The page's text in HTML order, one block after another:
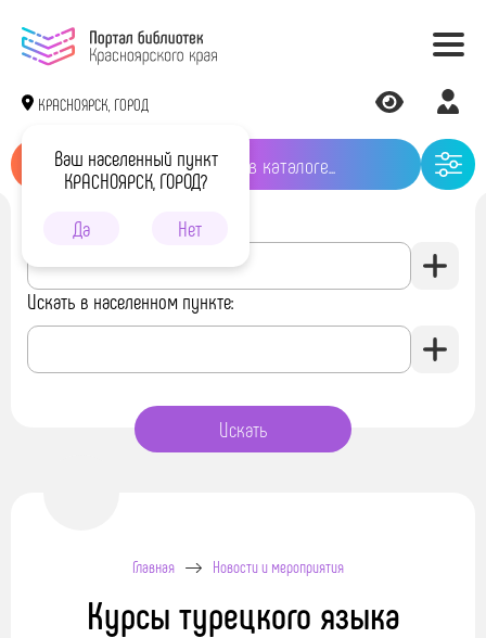
КРАСНОЯРСК, ГОРОД
Ваш населенный пункт
КРАСНОЯРСК, ГОРОД?
Да
Нет
Искать в библиотеке:
Искать в населенном пункте:
Главная Новости и мероприятия
Курсы турецкого языка